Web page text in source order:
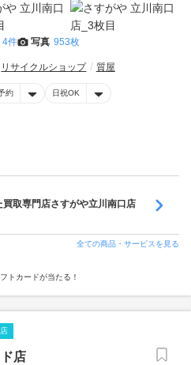
4件 写真 953枚
リサイクルショップ 質屋
約 日祝OK
取専門店さすがや立川南口店
全ての商品・サービスを見る
トカードが当たる！
店